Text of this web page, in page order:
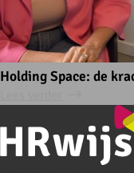
Holding Space: de